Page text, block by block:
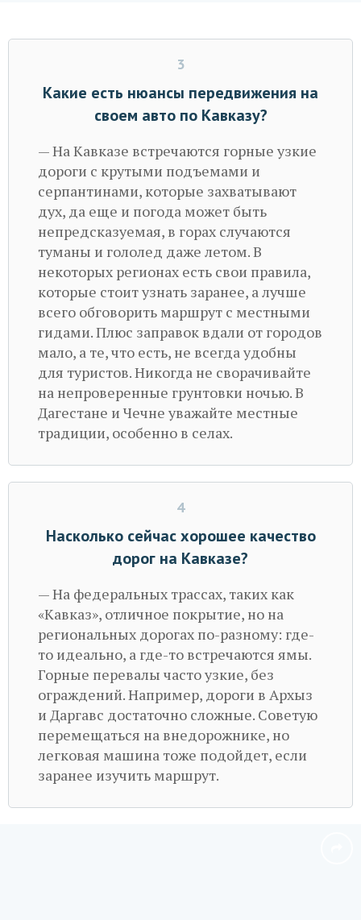
3
Какие есть нюансы передвижения на
своем авто по Кавказу?
— На Кавказе встречаются горные узкие
дороги с крутыми подъемами и
серпантинами, которые захватывают
дух, да еще и погода может быть
непредсказуемая, в горах случаются
туманы и гололед даже летом. В
некоторых регионах есть свои правила,
которые стоит узнать заранее, а лучше
всего обговорить маршрут с местными
гидами. Плюс заправок вдали от городов
мало, а те, что есть, не всегда удобны
для туристов. Никогда не сворачивайте
на непроверенные грунтовки ночью. В
Дагестане и Чечне уважайте местные
традиции, особенно в селах.
4
Насколько сейчас хорошее качество
дорог на Кавказе?
— На федеральных трассах, таких как
«Кавказ», отличное покрытие, но на
региональных дорогах по-разному: где-
то идеально, а где-то встречаются ямы.
Горные перевалы часто узкие, без
ограждений. Например, дороги в Архыз
и Даргавс достаточно сложные. Советую
перемещаться на внедорожнике, но
легковая машина тоже подойдет, если
заранее изучить маршрут.